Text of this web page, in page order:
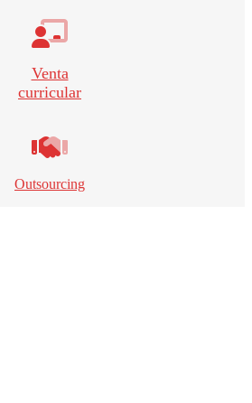
Venta
curricular
Outsourcing